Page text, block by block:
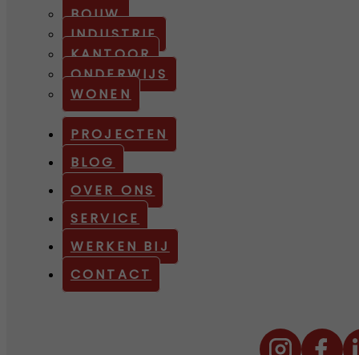
BOUW
INDUSTRIE
KANTOOR
ONDERWIJS
WONEN
PROJECTEN
BLOG
OVER ONS
SERVICE
WERKEN BIJ
CONTACT